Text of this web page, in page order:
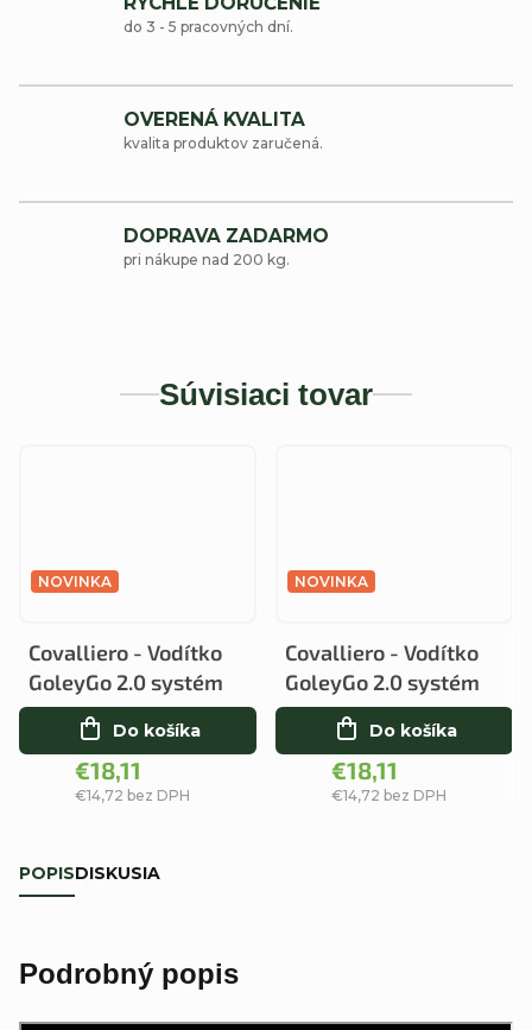
do 3 - 5 pracovných dní.
OVERENÁ KVALITA
kvalita produktov zaručená.
DOPRAVA ZADARMO
pri nákupe nad 200 kg.
Súvisiaci tovar
NOVINKA
Covalliero - Vodítko
GoleyGo 2.0 systém
€14,72 bez DPH
€18,11
Do košíka
NOVINKA
Covalliero - Vodítko
GoleyGo 2.0 systém
€14,72 bez DPH
€18,11
Do košíka
POPISDISKUSIA
Podrobný popis